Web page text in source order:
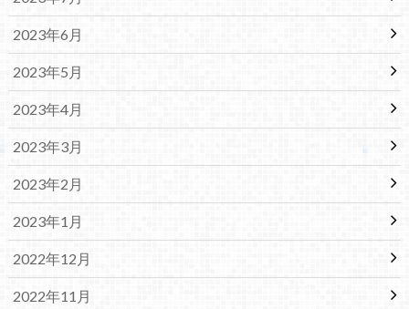
2023年6月
2023年5月
2023年4月
2023年3月
2023年2月
2023年1月
2022年12月
2022年11月